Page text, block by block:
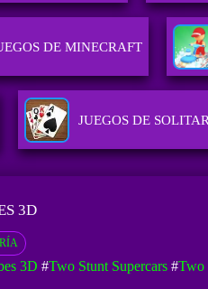
DE MINECRAFT
JUEGOS DE
3D
3D #Two Stunt Supercars#Two